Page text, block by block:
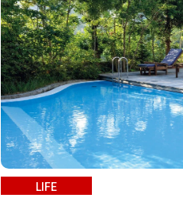
LIFE